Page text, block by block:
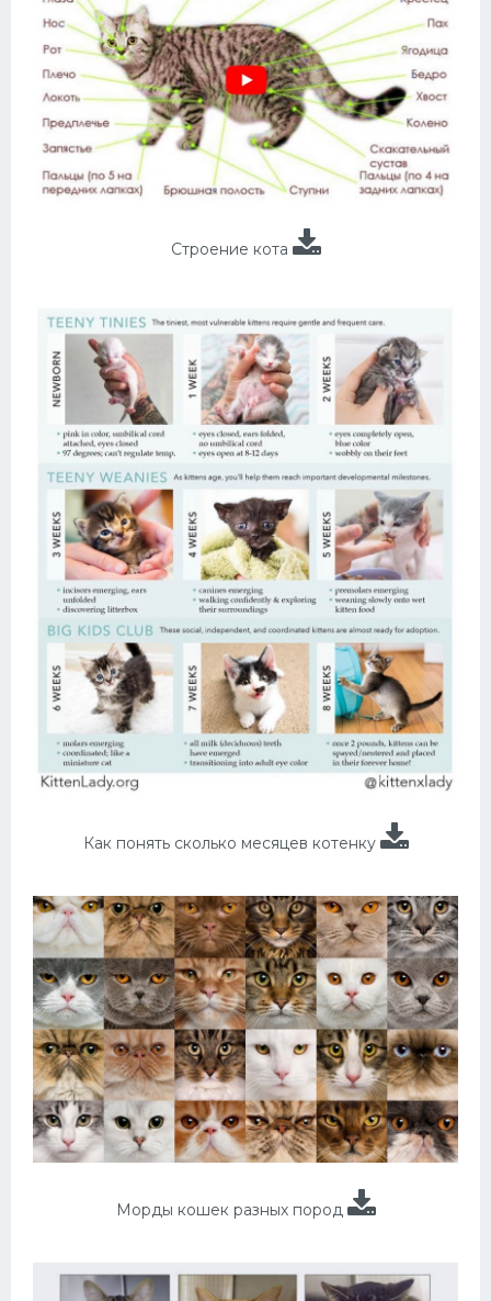
Строение кота
Как понять сколько месяцев котенку
Морды кошек разных пород